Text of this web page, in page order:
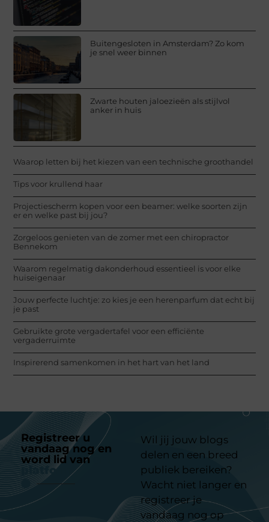
Buitengesloten in Amsterdam? Zo kom
je snel weer binnen
Zwarte houten jaloezieën als stijlvol
anker in huis
Waarop letten bij het kiezen van een technische groothandel
Tips voor krullend haar
Projectiescherm kopen voor een beamer: welke soorten zijn
er en welke past bij jou?
Zorgeloos genieten van de zomer met een chiropractor
Bennekom
Waarom regelmatig dakonderhoud essentieel is voor elke
huiseigenaar
Jouw perfecte luchtje: zo kies je een herenparfum dat echt bij
je past
Gebruikte grote vergadertafel voor een efficiënte
vergaderruimte
Inspirerend samenkomen in het hart van het land
Registreer u
vandaag nog en
word lid van
platform
Wil jij jouw blogs
delen en een breed
publiek bereiken?
Wacht niet langer en
registreer je
vandaag nog op